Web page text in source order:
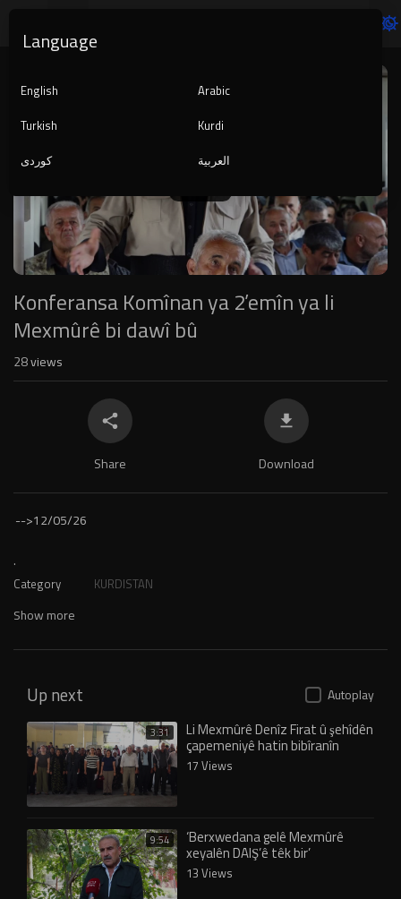
Player
auto
Konferansa Komînan ya 2’emîn ya li
Mexmûrê bi dawî bû
28views
Share Download
-->12/05/26
.
Category KURDISTAN
Show more
Up next Autoplay
3:31 Li Mexmûrê Denîz Firat û şehîdên
çapemeniyê hatin bibîranîn
17 Views
9:54 ‘Berxwedana gelê Mexmûrê
xeyalên DAIŞ’ê têk bir’
13 Views
Language
English
Arabic
Turkish
Kurdi
کوردی
العربية